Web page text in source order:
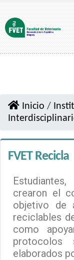
Inicio /
FVET Recicla
crearon el
objetivo de
reciclables
como
protocolos
elaborados